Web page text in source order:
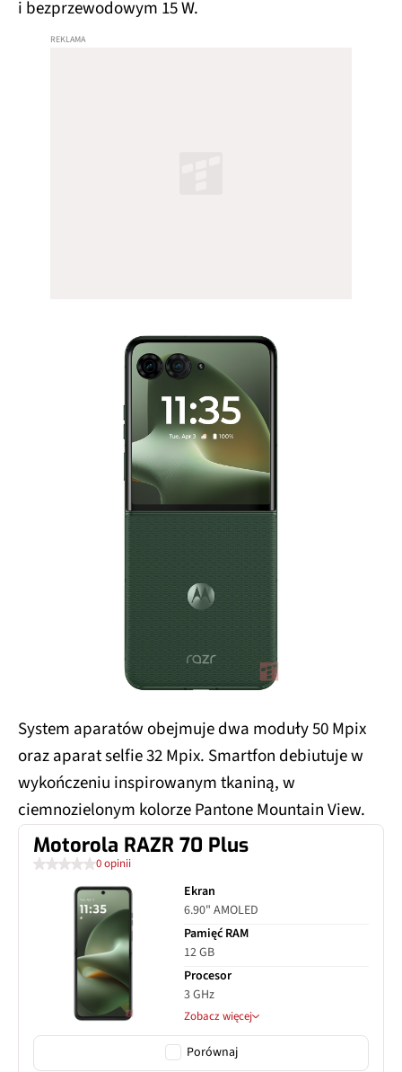
i bezprzewodowym 15 W.
System aparatów obejmuje dwa moduły 50 Mpix
oraz aparat selfie 32 Mpix. Smartfon debiutuje w
wykończeniu inspirowanym tkaniną, w
ciemnozielonym kolorze Pantone Mountain View.
Motorola RAZR 70 Plus
0 opinii
Ekran
6.90" AMOLED
Pamięć RAM
12 GB
Procesor
3 GHz
Zobacz więcej
Porównaj